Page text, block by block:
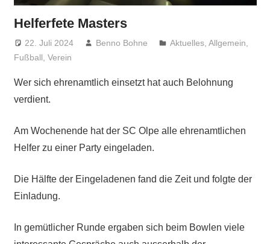
Helferfete Masters
22. Juli 2024 Benno Bohne Aktuelles,Allgemein,
Fußball, Verein
Wer sich ehrenamtlich einsetzt hat auch Belohnung
verdient.
Am Wochenende hat der SC Olpe alle ehrenamtlichen
Helfer zu einer Party eingeladen.
Die Hälfte der Eingeladenen fand die Zeit und folgte der
Einladung.
In gemütlicher Runde ergaben sich beim Bowlen viele